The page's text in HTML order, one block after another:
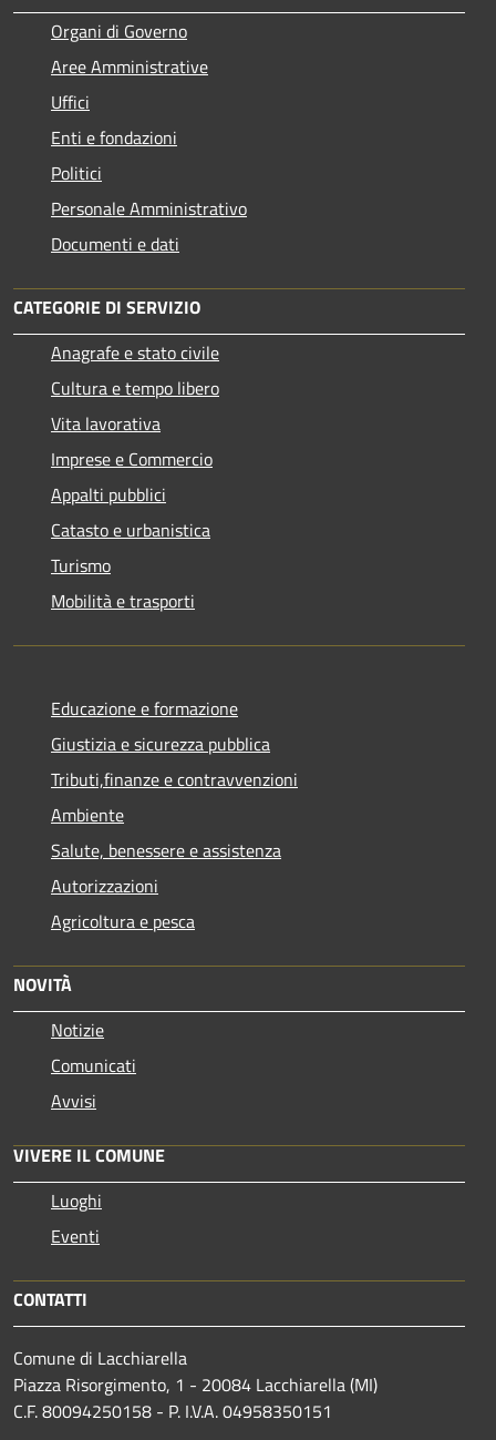
Organi di Governo
Aree Amministrative
Uffici
Enti e fondazioni
Politici
Personale Amministrativo
Documenti e dati
CATEGORIE DI SERVIZIO
Anagrafe e stato civile
Cultura e tempo libero
Vita lavorativa
Imprese e Commercio
Appalti pubblici
Catasto e urbanistica
Turismo
Mobilità e trasporti
Educazione e formazione
Giustizia e sicurezza pubblica
Tributi,finanze e contravvenzioni
Ambiente
Salute, benessere e assistenza
Autorizzazioni
Agricoltura e pesca
NOVITÀ
Notizie
Comunicati
Avvisi
VIVERE IL COMUNE
Luoghi
Eventi
CONTATTI
Comune di Lacchiarella
Piazza Risorgimento, 1 - 20084 Lacchiarella (MI)
C.F. 80094250158 - P. I.V.A. 04958350151